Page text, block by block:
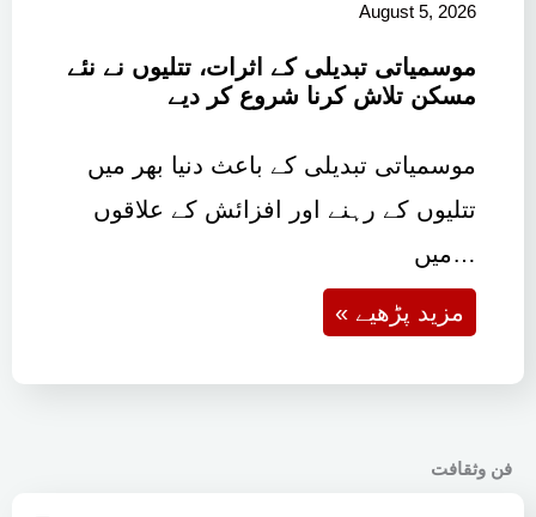
August 5, 2026
موسمیاتی تبدیلی کے اثرات، تتلیوں نے نئے
مسکن تلاش کرنا شروع کر دیے
موسمیاتی تبدیلی کے باعث دنیا بھر میں
تتلیوں کے رہنے اور افزائش کے علاقوں
میں…
« مزید پڑھیے
فن وثقافت